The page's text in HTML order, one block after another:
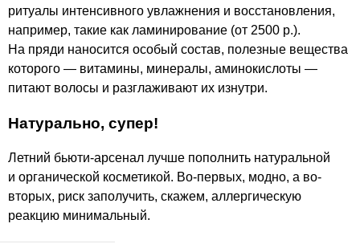
ритуалы интенсивного увлажнения и восстановления,
например, такие как ламинирование (от 2500 р.).
На пряди наносится особый состав, полезные вещества
которого — витамины, минералы, аминокислоты —
питают волосы и разглаживают их изнутри.
Натурально, супер!
Летний бьюти-арсенал лучше пополнить натуральной
и органической косметикой. Во-первых, модно, а во-
вторых, риск заполучить, скажем, аллергическую
реакцию минимальный.